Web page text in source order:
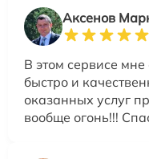
Аксенов
В этом сервисе
быстро и
оказанных услуг
вообще огонь!!!